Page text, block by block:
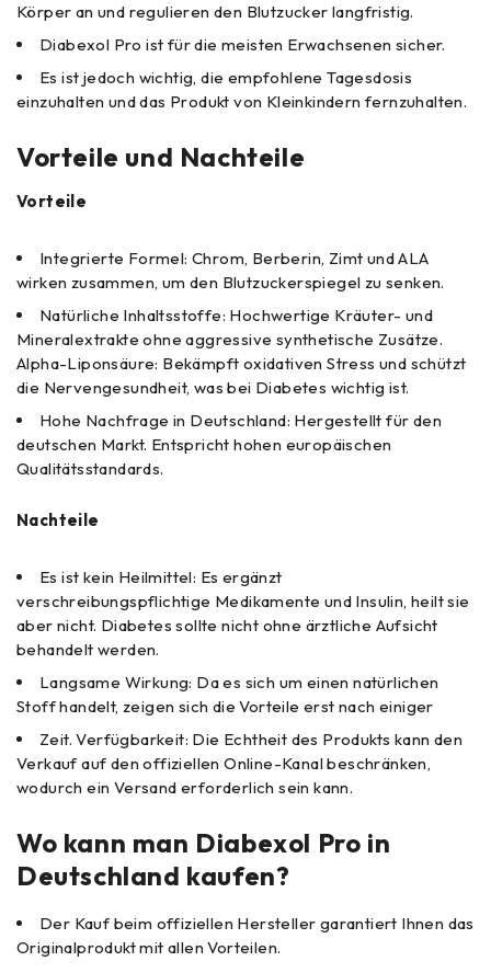
Körper an und regulieren den Blutzucker langfristig.
Diabexol Pro ist für die meisten Erwachsenen sicher.
Es ist jedoch wichtig, die empfohlene Tagesdosis
einzuhalten und das Produkt von Kleinkindern fernzuhalten.
Vorteile und Nachteile
Vorteile
Integrierte Formel: Chrom, Berberin, Zimt und ALA
wirken zusammen, um den Blutzuckerspiegel zu senken.
Natürliche Inhaltsstoffe: Hochwertige Kräuter- und
Mineralextrakte ohne aggressive synthetische Zusätze.
Alpha-Liponsäure: Bekämpft oxidativen Stress und schützt
die Nervengesundheit, was bei Diabetes wichtig ist.
Hohe Nachfrage in Deutschland: Hergestellt für den
deutschen Markt. Entspricht hohen europäischen
Qualitätsstandards.
Nachteile
Es ist kein Heilmittel: Es ergänzt
verschreibungspflichtige Medikamente und Insulin, heilt sie
aber nicht. Diabetes sollte nicht ohne ärztliche Aufsicht
behandelt werden.
Langsame Wirkung: Da es sich um einen natürlichen
Stoff handelt, zeigen sich die Vorteile erst nach einiger
Zeit. Verfügbarkeit: Die Echtheit des Produkts kann den
Verkauf auf den offiziellen Online-Kanal beschränken,
wodurch ein Versand erforderlich sein kann.
Wo kann man Diabexol Pro in
Deutschland kaufen?
Der Kauf beim offiziellen Hersteller garantiert Ihnen das
Originalprodukt mit allen Vorteilen.